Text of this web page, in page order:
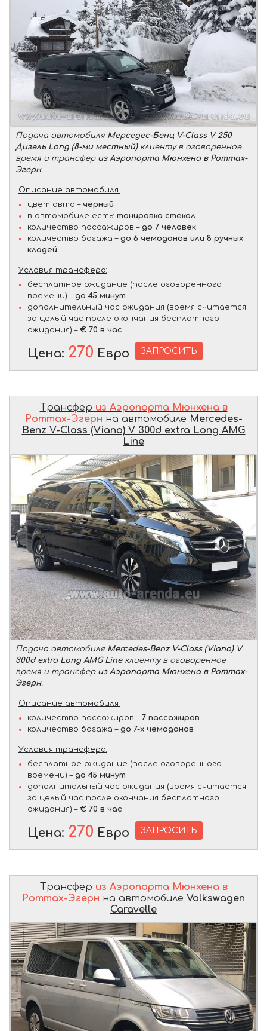
Подача автомобиля Мерседес-Бенц V-Class V 250
Дизель Long (8-ми местный)клиенту в оговоренное
время и трансфер из Аэропорта Мюнхена в Роттах-
Эгерн.
Описание автомобиля:
цвет авто – чёрный
в автомобиле есть: тонировка стёкол
количество пассажиров – до 7 человек
количество багажа – до 6 чемоданов или 8 ручных
кладей
Условия трансфера:
бесплатное ожидание (после оговоренного
времени) – до 45 минут
дополнительный час ожидания (время считается
за целый час после окончания бесплатного
ожидания) – € 70 в час
Цена: 270 Евро ЗАПРОСИТЬ
Трансфер из Аэропорта Мюнхена в
Роттах-Эгерн на автомобиле Mercedes-
Benz V-Class (Viano) V 300d extra Long AMG
Line
Подача автомобиля Mercedes-Benz V-Class (Viano) V
300d extra Long AMG Lineклиенту в оговоренное
время и трансфер из Аэропорта Мюнхена в Роттах-
Эгерн.
Описание автомобиля:
количество пассажиров – 7 пассажиров
количество багажа – до 7-х чемоданов
Условия трансфера:
бесплатное ожидание (после оговоренного
времени) – до 45 минут
дополнительный час ожидания (время считается
за целый час после окончания бесплатного
ожидания) – € 70 в час
Цена: 270 Евро ЗАПРОСИТЬ
Трансфер из Аэропорта Мюнхена в
Роттах-Эгерн на автомобиле Volkswagen
Caravelle